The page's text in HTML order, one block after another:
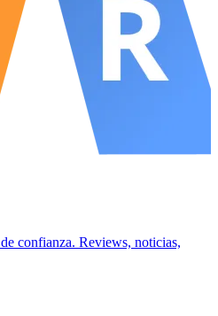
confianza. Reviews, noticias,